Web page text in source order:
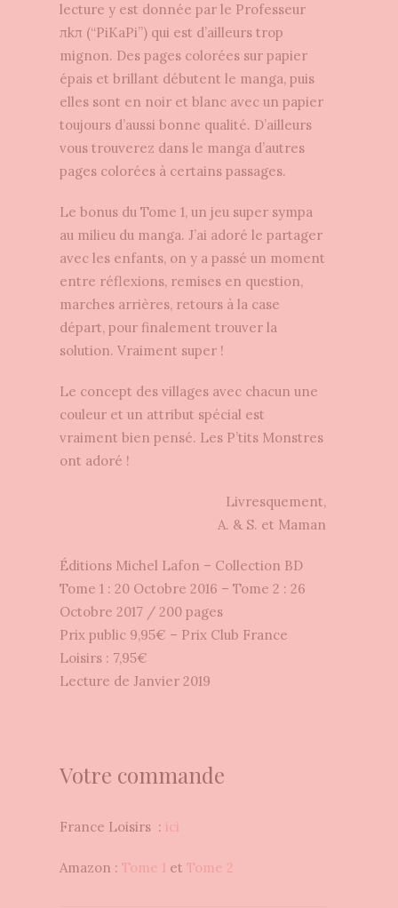
lecture y est donnée par le Professeur
πkπ (“PiKaPi”) qui est d’ailleurs trop
mignon. Des pages colorées sur papier
épais et brillant débutent le manga, puis
elles sont en noir et blanc avec un papier
toujours d’aussi bonne qualité. D’ailleurs
vous trouverez dans le manga d’autres
pages colorées à certains passages.
Le bonus du Tome 1, un jeu super sympa
au milieu du manga. J’ai adoré le partager
avec les enfants, on y a passé un moment
entre réflexions, remises en question,
marches arrières, retours à la case
départ, pour finalement trouver la
solution. Vraiment super !
Le concept des villages avec chacun une
couleur et un attribut spécial est
vraiment bien pensé. Les P’tits Monstres
ont adoré !
Livresquement,
A. & S. et Maman
Éditions Michel Lafon – Collection BD
Tome 1 : 20 Octobre 2016 – Tome 2 : 26
Octobre 2017 / 200 pages
Prix public 9,95€ – Prix Club France
Loisirs : 7,95€
Lecture de Janvier 2019
Votre commande
France Loisirs : ici
Amazon : Tome 1 et Tome 2